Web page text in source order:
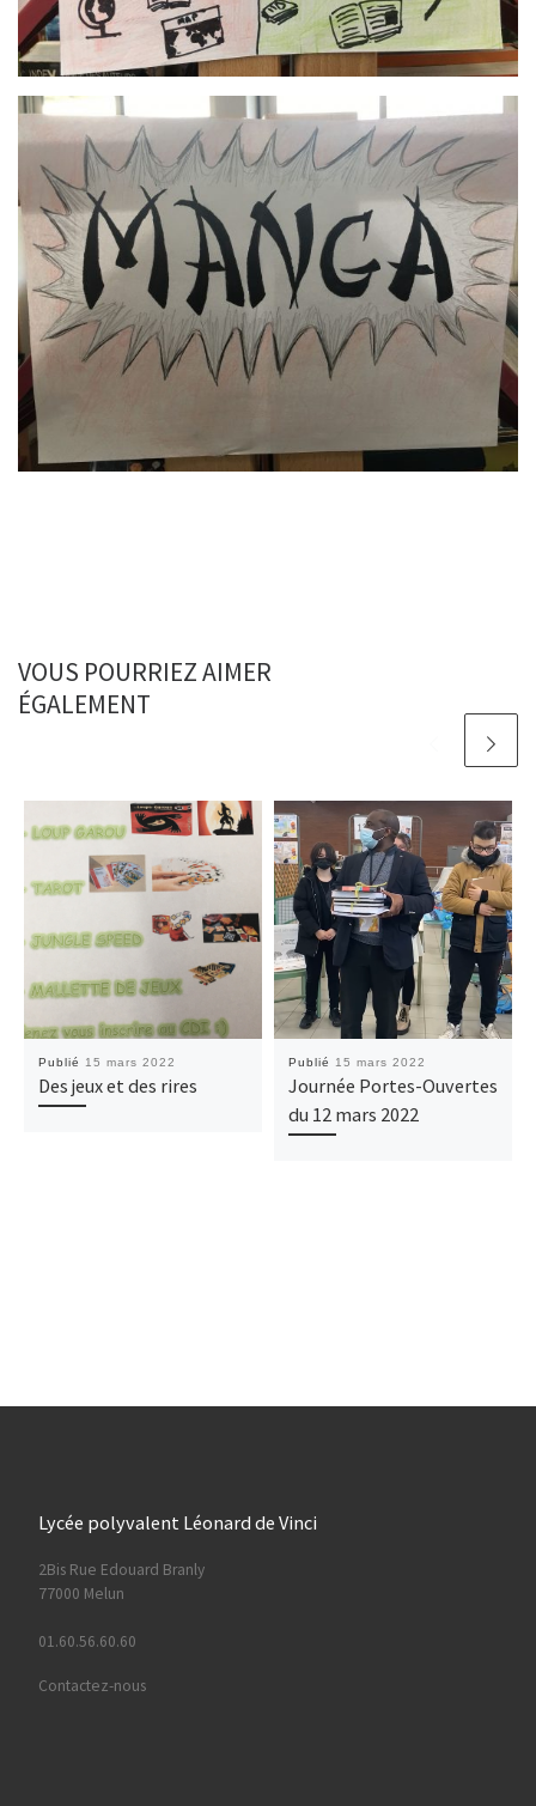
VOUS POURRIEZ AIMER
ÉGALEMENT
Publié 15 mars 2022
Des jeux et des rires
Publié 15 mars 2022
Journée Portes-Ouvertes
du 12 mars 2022
Lycée polyvalent Léonard de Vinci
2Bis Rue Edouard Branly
77000 Melun
01.60.56.60.60
Contactez-nous